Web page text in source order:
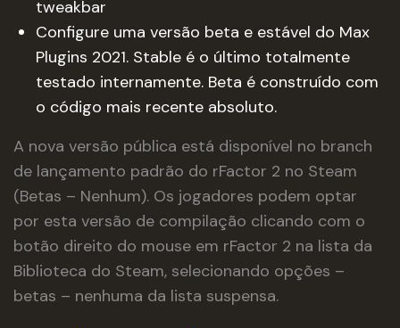
tweakbar
Configure uma versão beta e estável do Max
Plugins 2021. Stable é o último totalmente
testado internamente. Beta é construído com
o código mais recente absoluto.
A nova versão pública está disponível no branch
de lançamento padrão do rFactor 2 no Steam
(Betas – Nenhum). Os jogadores podem optar
por esta versão de compilação clicando com o
botão direito do mouse em rFactor 2 na lista da
Biblioteca do Steam, selecionando opções –
betas – nenhuma da lista suspensa.